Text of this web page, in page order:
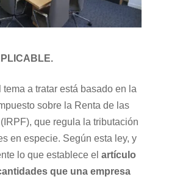
a tratar está basado en la
sobre la Renta de las
que regula la tributación
en especie. Según esta ley, y
lo que establece el artículo
que una empresa